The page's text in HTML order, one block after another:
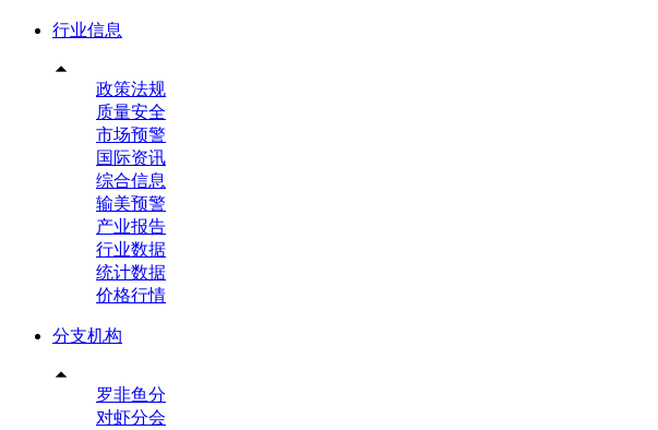
行业信息

政策法规
质量安全
市场预警
国际资讯
综合信息
输美预警
产业报告
行业数据
统计数据
价格行情
分支机构

罗非鱼分
对虾分会